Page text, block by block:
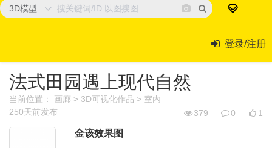
3D模型
登录/注册
法式田园遇上现代自然
当前位置： 画廊 > 3D可视化作品 > 室内
250天前发布 379 0 1
金该效果图